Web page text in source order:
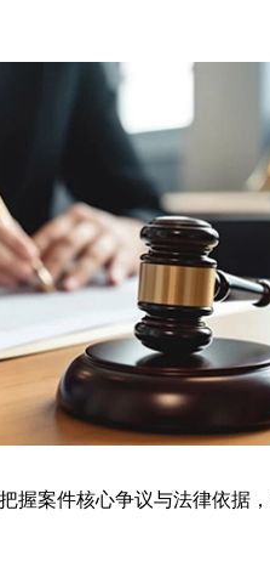
握案件核心争议与法律依据